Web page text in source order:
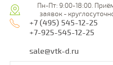
Пн-Пт: 9:00-18:00.
заявок -
+7 (495) 545-12-25
+7-925-545-12-25
sale@vtk-d.ru